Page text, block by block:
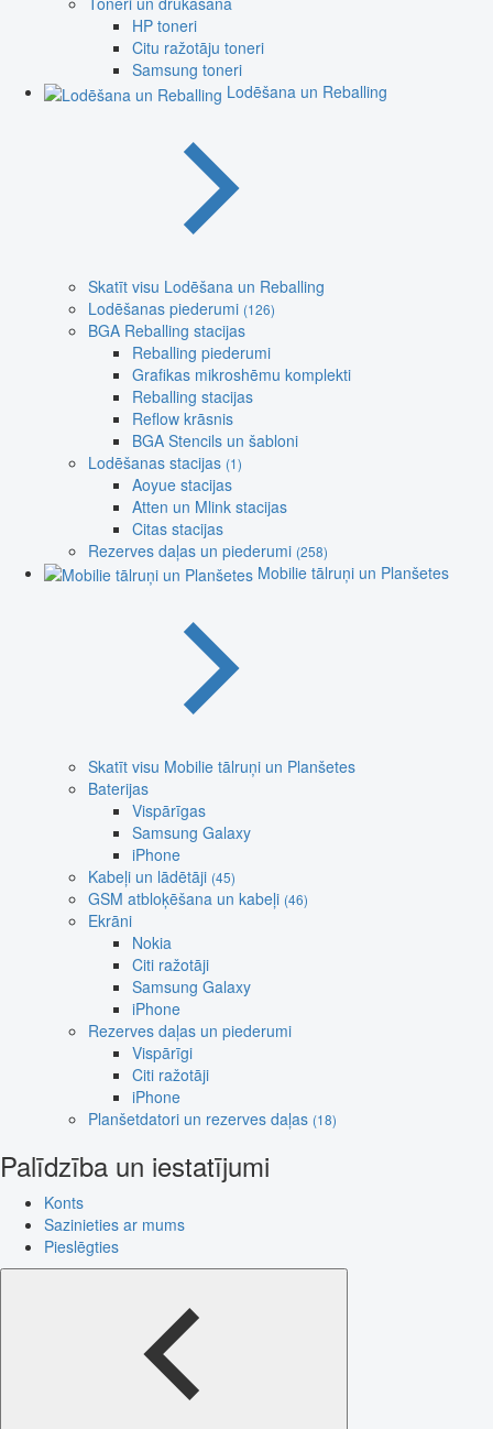
HP toneri
Citu ražotāju toneri
Samsung toneri
Lodēšana un Reballing
Skatīt visu Lodēšana un Reballing
Lodēšanas piederumi (126)
BGA Reballing stacijas
Reballing piederumi
Grafikas mikroshēmu komplekti
Reballing stacijas
Reflow krāsnis
BGA Stencils un šabloni
Lodēšanas stacijas (1)
Aoyue stacijas
Atten un Mlink stacijas
Citas stacijas
Rezerves daļas un piederumi (258)
Mobilie tālruņi un Planšetes
Skatīt visu Mobilie tālruņi un Planšetes
Baterijas
Vispārīgas
Samsung Galaxy
iPhone
Kabeļi un lādētāji (45)
GSM atbloķēšana un kabeļi (46)
Ekrāni
Nokia
Citi ražotāji
Samsung Galaxy
iPhone
Rezerves daļas un piederumi
Vispārīgi
Citi ražotāji
iPhone
Planšetdatori un rezerves daļas (18)
Palīdzība un iestatījumi
Konts
Sazinieties ar mums
Pieslēgties